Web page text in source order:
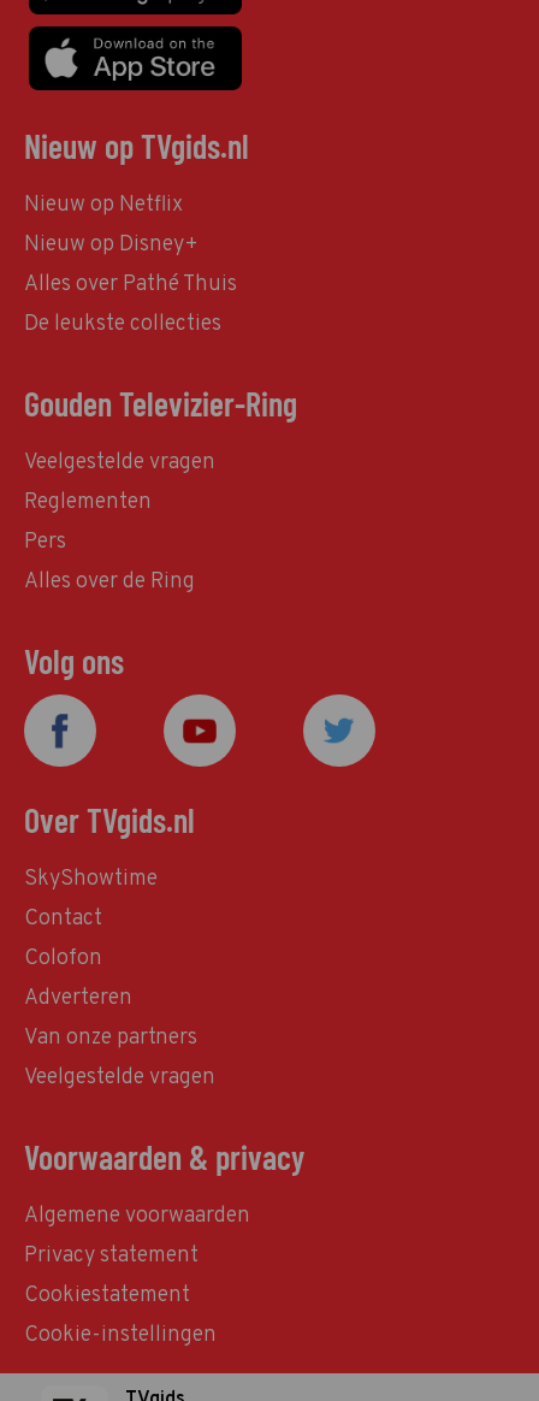
Nieuw op TVgids.nl
Nieuw op Netflix
Nieuw op Disney+
Alles over Pathé Thuis
De leukste collecties
Gouden Televizier-Ring
Veelgestelde vragen
Reglementen
Pers
Alles over de Ring
Volg ons
Over TVgids.nl
SkyShowtime
Contact
Colofon
Adverteren
Van onze partners
Veelgestelde vragen
Voorwaarden & privacy
Algemene voorwaarden
Privacy statement
Cookiestatement
Cookie-instellingen